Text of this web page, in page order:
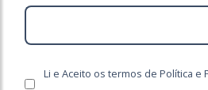
Li e Aceito os termos de Política e